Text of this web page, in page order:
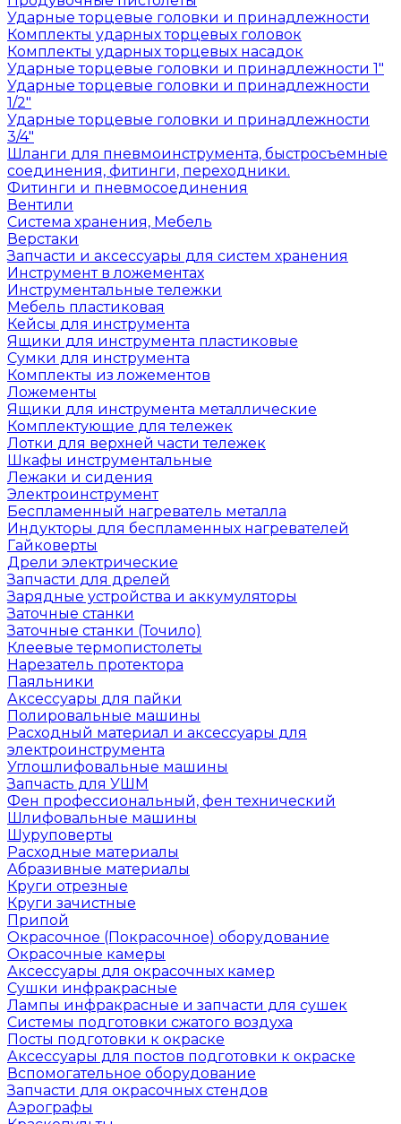
Ударные торцевые головки и принадлежности
Комплекты ударных торцевых головок
Комплекты ударных торцевых насадок
Ударные торцевые головки и принадлежности 1"
Ударные торцевые головки и принадлежности
1/2"
Ударные торцевые головки и принадлежности
3/4"
Шланги для пневмоинструмента, быстросъемные
соединения, фитинги, переходники.
Фитинги и пневмосоединения
Вентили
Система хранения, Мебель
Верстаки
Запчасти и аксессуары для систем хранения
Инструмент в ложементах
Инструментальные тележки
Мебель пластиковая
Кейсы для инструмента
Ящики для инструмента пластиковые
Сумки для инструмента
Комплекты из ложементов
Ложементы
Ящики для инструмента металлические
Комплектующие для тележек
Лотки для верхней части тележек
Шкафы инструментальные
Лежаки и сидения
Электроинструмент
Беспламенный нагреватель металла
Индукторы для беспламенных нагревателей
Гайковерты
Дрели электрические
Запчасти для дрелей
Зарядные устройства и аккумуляторы
Заточные станки
Заточные станки (Точило)
Клеевые термопистолеты
Нарезатель протектора
Паяльники
Аксессуары для пайки
Полировальные машины
Расходный материал и аксессуары для
электроинструмента
Углошлифовальные машины
Запчасть для УШМ
Фен профессиональный, фен технический
Шлифовальные машины
Шуруповерты
Расходные материалы
Абразивные материалы
Круги отрезные
Круги зачистные
Припой
Окрасочное (Покрасочное) оборудование
Окрасочные камеры
Аксессуары для окрасочных камер
Сушки инфракрасные
Лампы инфракрасные и запчасти для сушек
Системы подготовки сжатого воздуха
Посты подготовки к окраске
Аксессуары для постов подготовки к окраске
Вспомогательное оборудование
Запчасти для окрасочных стендов
Аэрографы